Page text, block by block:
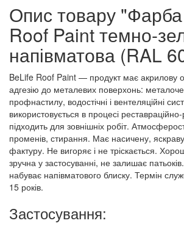
Опис товару
Roof Paint темно-
напівматова (RAL
BeLife Roof Paint — продукт має акрилову
адгезію до металевих поверхонь:
профнастилу, водостічні і вентеляційні
використовується в процесі
підходить для зовнішніх робіт.
променів, стирання. Має насичену,
фактуру. Не вигоряє і не тріскається.
зручна у застосуванні, не залишає
набуває напівматового блиску. Термін
15 років.
Застосування: